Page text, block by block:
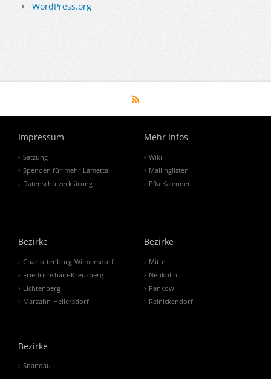
WordPress.org
Impressum
Satzung
Spenden für mehr Lametta!
Datenschutzerklärung
Mehr Infos
Wiki
Mailinglisten
P9a Kalender
Bezirke
Charlottenburg-Wilmersdorf
Friedrichshain-Kreuzberg
Lichtenberg
Marzahn-Hellersdorf
Bezirke
Mitte
Neukölln
Pankow
Reinickendorf
Bezirke
Spandau